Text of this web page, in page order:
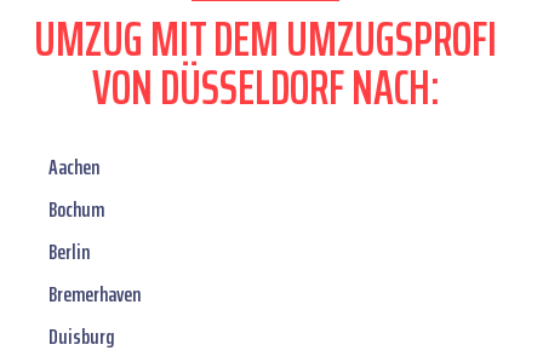
UMZUG MIT DEM UMZUGSPROFI
VON DÜSSELDORF NACH:
Aachen
Bochum
Berlin
Bremerhaven
Duisburg